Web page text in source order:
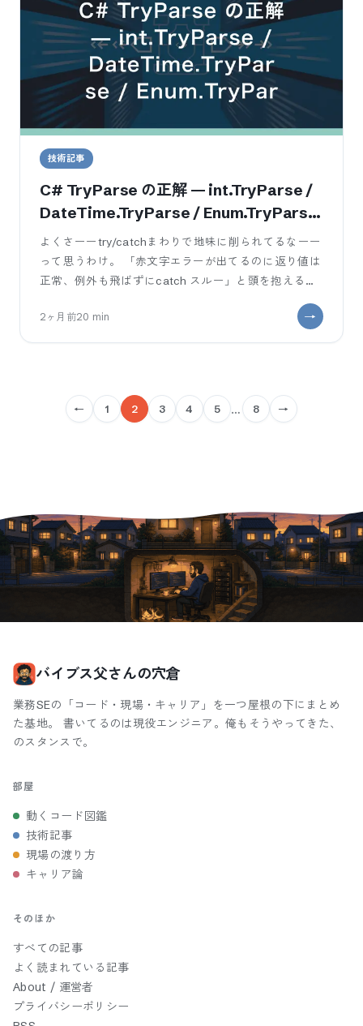
技術記事
C# TryParse の正解 — int.TryParse /
DateTime.TryParse / Enum.TryParse
で業務SE が踏む3つのハマり
よくさーーtry/catchまわりで地味に削られてるなーー
って思うわけ。 「赤文字エラーが出てるのに返り値は
正常、例外も飛ばずにcatch スルー」と頭を抱える
2ヶ月前20 min
← 1 2 3 4 5 … 8 →
バイブス父さんの穴倉
業務SEの「コード・現場・キャリア」を一つ屋根の下にまとめ
た基地。 書いてるのは現役エンジニア。俺もそうやってきた、
のスタンスで。
部屋
動くコード図鑑
技術記事
現場の渡り方
キャリア論
そのほか
すべての記事
よく読まれている記事
About / 運営者
プライバシーポリシー